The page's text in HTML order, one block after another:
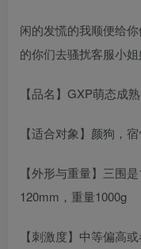
闲的发慌的我顺便给
的你们去骚扰客服小
【品名】GXP萌态成熟
【适合对象】颜狗，
【外形与重量】三围
120mm，重量1000g
【刺激度】中等偏高